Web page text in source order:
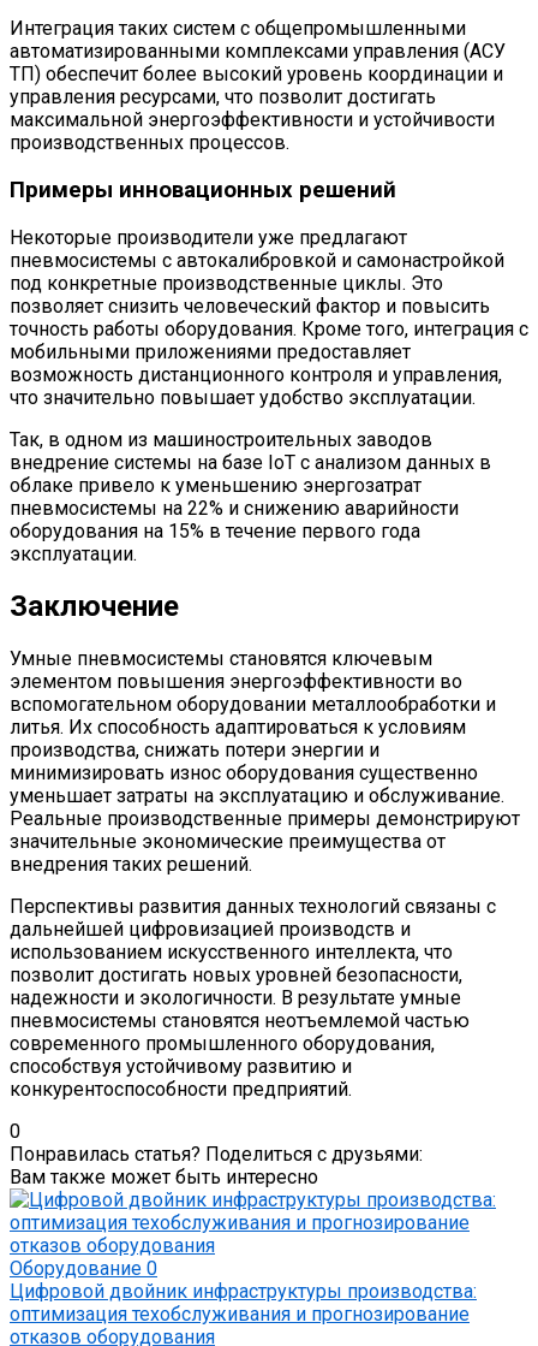
Интеграция таких систем с общепромышленными
автоматизированными комплексами управления (АСУ
ТП) обеспечит более высокий уровень координации и
управления ресурсами, что позволит достигать
максимальной энергоэффективности и устойчивости
производственных процессов.
Примеры инновационных решений
Некоторые производители уже предлагают
пневмосистемы с автокалибровкой и самонастройкой
под конкретные производственные циклы. Это
позволяет снизить человеческий фактор и повысить
точность работы оборудования. Кроме того, интеграция с
мобильными приложениями предоставляет
возможность дистанционного контроля и управления,
что значительно повышает удобство эксплуатации.
Так, в одном из машиностроительных заводов
внедрение системы на базе IoT с анализом данных в
облаке привело к уменьшению энергозатрат
пневмосистемы на 22% и снижению аварийности
оборудования на 15% в течение первого года
эксплуатации.
Заключение
Умные пневмосистемы становятся ключевым
элементом повышения энергоэффективности во
вспомогательном оборудовании металлообработки и
литья. Их способность адаптироваться к условиям
производства, снижать потери энергии и
минимизировать износ оборудования существенно
уменьшает затраты на эксплуатацию и обслуживание.
Реальные производственные примеры демонстрируют
значительные экономические преимущества от
внедрения таких решений.
Перспективы развития данных технологий связаны с
дальнейшей цифровизацией производств и
использованием искусственного интеллекта, что
позволит достигать новых уровней безопасности,
надежности и экологичности. В результате умные
пневмосистемы становятся неотъемлемой частью
современного промышленного оборудования,
способствуя устойчивому развитию и
конкурентоспособности предприятий.
0
Понравилась статья? Поделиться с друзьями:
Вам также может быть интересно
Оборудование 0
Цифровой двойник инфраструктуры производства:
оптимизация техобслуживания и прогнозирование
отказов оборудования